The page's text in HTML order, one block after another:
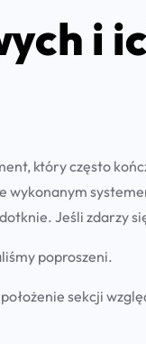
i
który często
Jeśli zdarzy
poproszeni.
sekcji